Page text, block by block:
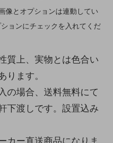
像とオプションは連動してい
ョンにチェックを入れてくだ
質上、実物とは色合い
ります。
の場合、送料無料にて
下渡しです。設置込み
カー直送商品になりま